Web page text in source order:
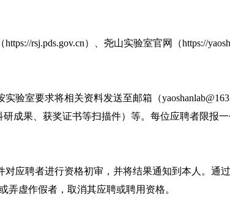
https://rsj.pds.gov.cn） 、尧山实验室官网 （https://
实验室要求将相关资料发送至邮箱 （
成果、获奖证书等扫描件） 等。每位应聘者限报一
对应聘者进行资格初审， 并将结果通知到本人。通
弄虚作假者，取消其应聘或聘用资格。